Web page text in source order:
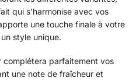
qui s’harmonise avec vos
une touche finale à votre
style unique.
complétera parfaitement vos
une note de fraîcheur et